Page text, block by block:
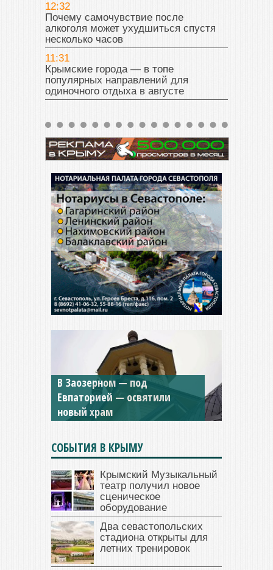
12:32
Почему самочувствие после
алкоголя может ухудшиться спустя
несколько часов
11:31
Крымские города — в топе
популярных направлений для
одиночного отдыха в августе
В Заозерном — под
Евпаторией — освятили
новый храм
Мужской монастырь Косьмы
и Дамиана в Крыму вновь
открыт для посещения
СОБЫТИЯ В КРЫМУ
Крымский Музыкальный
театр получил новое
сценическое
оборудование
Два севастопольских
стадиона открыты для
летних тренировок